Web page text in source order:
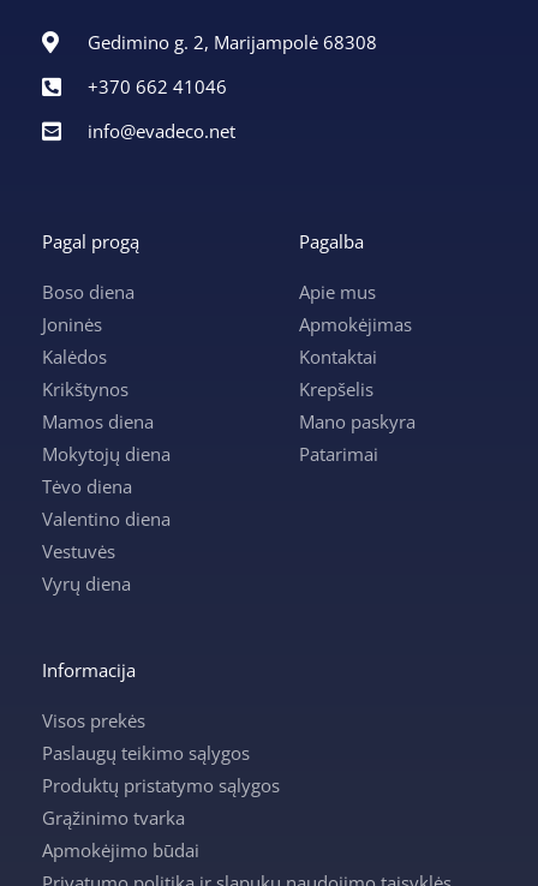
Gedimino g. 2, Marijampolė 68308
+370 662 41046
info@evadeco.net
Pagal progą
Boso diena
Joninės
Kalėdos
Krikštynos
Mamos diena
Mokytojų diena
Tėvo diena
Valentino diena
Vestuvės
Vyrų diena
Pagalba
Apie mus
Apmokėjimas
Kontaktai
Krepšelis
Mano paskyra
Patarimai
Informacija
Visos prekės
Paslaugų teikimo sąlygos
Produktų pristatymo sąlygos
Grąžinimo tvarka
Apmokėjimo būdai